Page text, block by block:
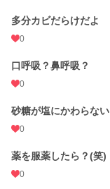
多分カビだらけだよ
0
口呼吸？鼻呼吸？
0
砂糖が塩にかわらな
0
薬を服薬したら？(笑)
0